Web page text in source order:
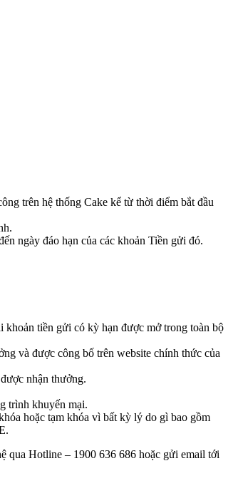
trên hệ thống Cake kể từ thời điểm bắt đầu
ngày đáo hạn của các khoản Tiền gửi đó.
khoản tiền gửi có kỳ hạn được mở trong toàn bộ
và được công bố trên website chính thức của
nhận thưởng.
trình khuyến mại.
hoặc tạm khóa vì bất kỳ lý do gì bao gồm
qua Hotline – 1900 636 686 hoặc gửi email tới